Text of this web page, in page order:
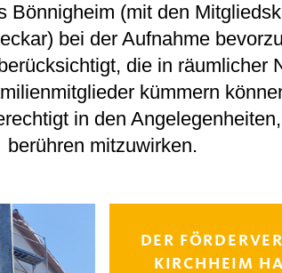
Bönnigheim (mit den
bei der Aufnahme
die in räumlicher
kümmern
in den
berühren mitzuwirken.
DER
KIRCHHEIM